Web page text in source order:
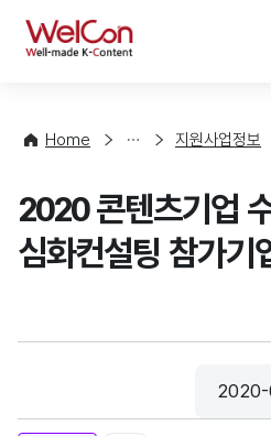
WelCon
Home
사
청
지원사업정보
2020 콘텐츠기업
심화컨설팅 참가기
등록일